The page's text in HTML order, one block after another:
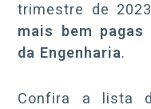
trimestre de
mais bem
da Engenharia.
Confira a lista